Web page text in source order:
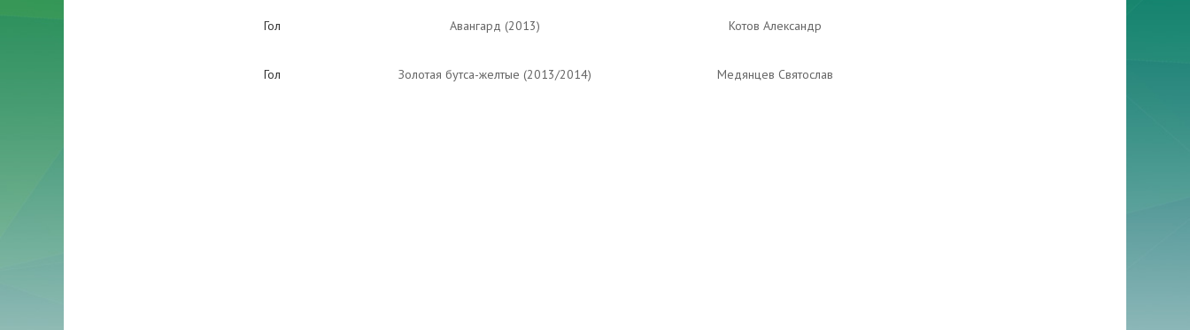
Гол Авангард (2013) Котов Александр
Гол Золотая бутса-желтые (2013/2014) Медянцев Святослав